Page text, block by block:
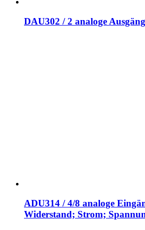
DAU302 / 2 analoge
ADU314 / 4/8 analoge
Widerstand; Strom;